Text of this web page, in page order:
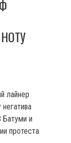
лайнер
Батуми и
протеста